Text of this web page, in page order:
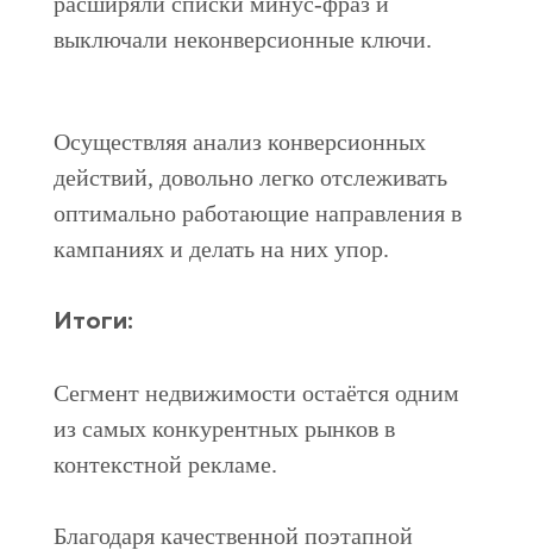
выключали неконверсионные ключи.
Осуществляя анализ конверсионных
действий, довольно легко отслеживать
оптимально работающие направления в
кампаниях и делать на них упор.
Итоги:
Сегмент недвижимости остаётся одним
из самых конкурентных рынков в
контекстной рекламе.
Благодаря качественной поэтапной